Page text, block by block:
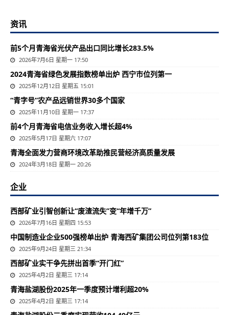
资讯
前5个月青海省光伏产品出口同比增长283.5%
2026年7月6日 星期一 17:50
2024青海省绿色发展指数榜单出炉 西宁市位列第一
2025年12月12日 星期五 15:01
“青字号”农产品远销世界30多个国家
2025年11月10日 星期一 17:37
前4个月青海省电信业务收入增长超4%
2025年5月17日 星期六 17:07
​青海全面发力营商环境改革助推民营经济高质量发展
2024年3月18日 星期一 20:26
企业
西部矿业引智创新让“废渣流失”变“年增千万”
2026年7月16日 星期四 15:53
中国制造业企业500强榜单出炉 青海西矿集团公司位列第183位
2025年9月24日 星期三 21:34
西部矿业实干争先拼出首季“开门红”
2025年4月2日 星期三 17:14
青海盐湖股份2025年一季度预计增利超20%
2025年4月2日 星期三 17:14